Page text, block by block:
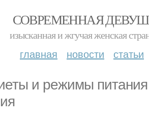
СОВРЕМЕННАЯ
изысканная и жгучая женская
главная новости статьи
и режимы